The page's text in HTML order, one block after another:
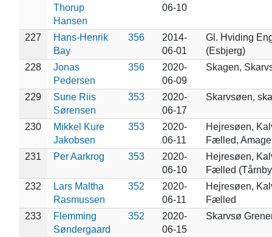
Thorup
Hansen
06-10
227
Hans-Henrik
Bay
356
2014-
06-01
Gl. Hviding
(Esbjerg)
228
Jonas
Pedersen
356
2020-
06-09
Skagen,
229
Sune Riis
Sørensen
353
2020-
06-17
Skarvsøen,
230
Mikkel Kure
Jakobsen
353
2020-
06-11
Hejresøen,
Fælled,
231
Per Aarkrog 353
2020-
06-10
Hejresøen,
Fælled
232
Lars Maltha
Rasmussen
352
2020-
06-11
Hejresøen,
Fælled
233
Flemming
Søndergaard
352
2020-
06-15
Skarvsø